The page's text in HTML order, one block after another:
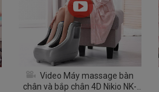
Video Máy massage bàn
chân và bắp chân 4D Nikio NK-